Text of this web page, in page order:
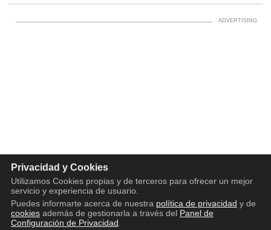
Privacidad y Cookies
Utilizamos Cookies propias y de terceros para ofrecer un mejor
servicio y experiencia de usuario.
Puedes informarte acerca de nuestra política de privacidad y de
cookiesademás de gestionarla a través del Panel de
Configuración de Privacidad